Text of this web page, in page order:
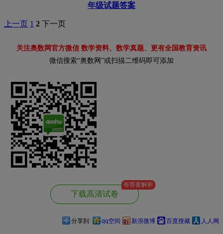
年级试题答案
上一页 1 2 下一页
关注奥数网官方微信 数学资料、数学真题、更有全国教育资讯
微信搜索“奥数网”或扫描二维码即可添加
下载高清试卷
有答案解析
分享到: qq空间 新浪微博 百度搜藏 人人网